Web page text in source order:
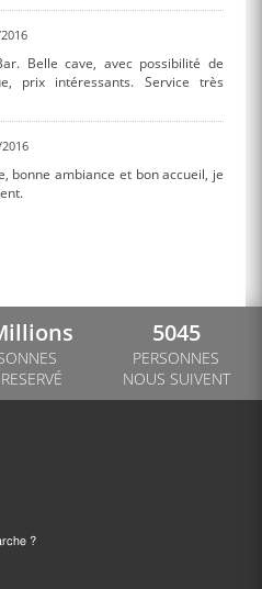
Belle cave, avec possibilité de
prix intéressants. Service très
bonne ambiance et bon accueil, je
5045
PERSONNES
NOUS SUIVENT
?